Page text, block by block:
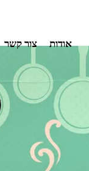
אודות צור קשר